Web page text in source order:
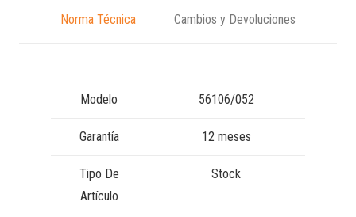
Norma Técnica Cambios y Devoluciones
Modelo 56106/052
Garantía 12 meses
Tipo De
Artículo
Stock